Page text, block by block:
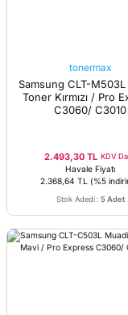
tonermax
Samsung CLT-
Toner Kırmızı / Pro
C3060/ C3010
2.493,30 TL KDV
Havale Fiyatı
2.368,64 TL (%5
Stok Adedi : 5 Adet